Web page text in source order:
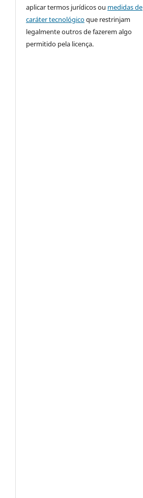
aplicar termos jurídicos ou medidas de
caráter tecnológicoque restrinjam
legalmente outros de fazerem algo
permitido pela licença.